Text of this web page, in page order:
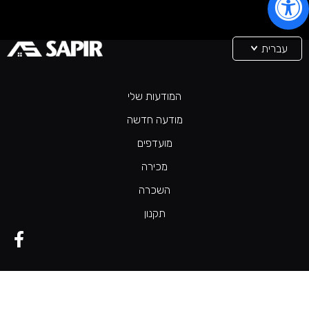
המודעות שלי
מודעה חדשה
מועדפים
מכירה
השכרה
תקנון
עברית